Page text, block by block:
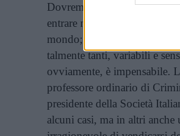
Dovremmo metterci in
entrare nella mente di un
mondo; è chiaro che le
talmente tanti, variabili e
ovviamente, è impensabile.
professore ordinario di
presidente della Società
alcuni casi, ma in altri anche